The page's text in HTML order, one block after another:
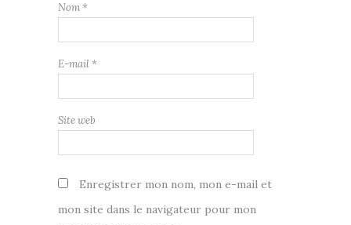
Nom *
E-mail *
Site web
Enregistrer mon nom, mon e-mail et
mon site dans le navigateur pour mon